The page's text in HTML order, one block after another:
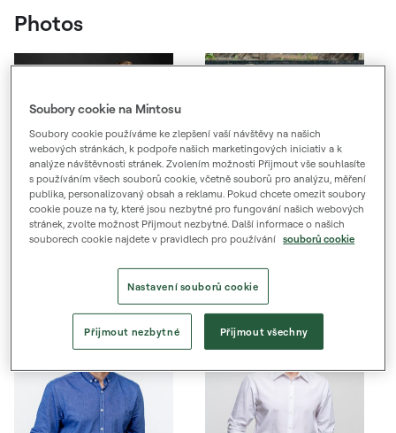
Photos
Spoluzakladatelé
Spoluzakladatelé
Martins Valters
Soubory cookie na Mintosu
Soubory cookie používáme ke zlepšení vaší návštěvy na našich
webových stránkách, k podpoře našich marketingových iniciativ a k
analýze návštěvnosti stránek. Zvolením možnosti Přijmout vše souhlasíte
s používáním všech souborů cookie, včetně souborů pro analýzu, měření
publika, personalizovaný obsah a reklamu. Pokud chcete omezit soubory
cookie pouze na ty, které jsou nezbytné pro fungování našich webových
stránek, zvolte možnost Přijmout nezbytné. Další informace o našich
souborech cookie najdete v pravidlech pro používání souborů cookie
Nastavení souborů cookie
Přijmout nezbytné Přijmout všechny